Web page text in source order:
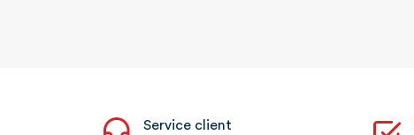
Service client